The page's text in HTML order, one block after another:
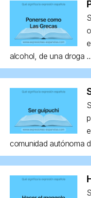
alcohol, de una droga
comunidad autónoma